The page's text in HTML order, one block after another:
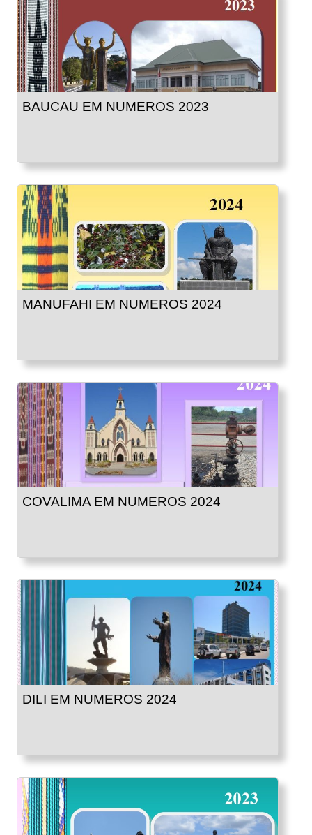
BAUCAU EM NUMEROS 2023
MANUFAHI EM NUMEROS 2024
COVALIMA EM NUMEROS 2024
DILI EM NUMEROS 2024